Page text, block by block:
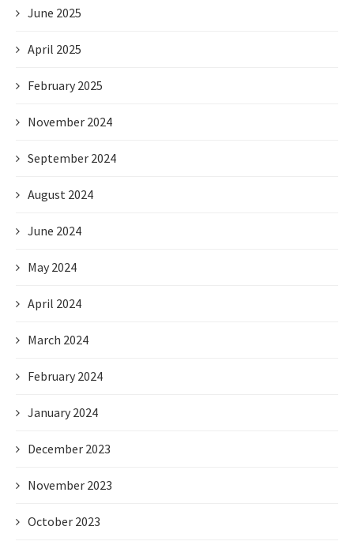
June 2025
April 2025
February 2025
November 2024
September 2024
August 2024
June 2024
May 2024
April 2024
March 2024
February 2024
January 2024
December 2023
November 2023
October 2023